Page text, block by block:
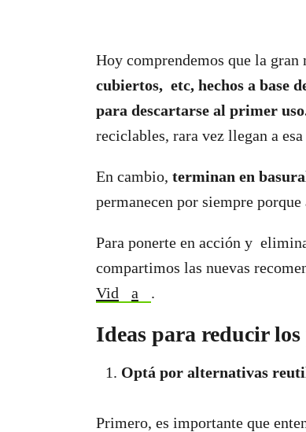
Hoy comprendemos que la gran
cubiertos, etc, hechos a base
para descartarse al primer
reciclables, rara vez llegan a
En cambio, terminan en
permanecen por siempre porque
Para ponerte en acción y
compartimos las nuevas
Vid
a .
Ideas para reducir los
Optá por alternativas
Primero, es importante que